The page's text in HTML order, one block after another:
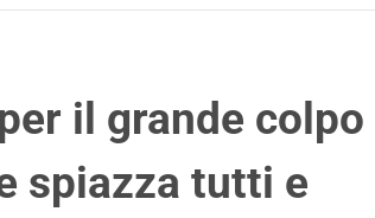
il grande colpo
spiazza tutti e